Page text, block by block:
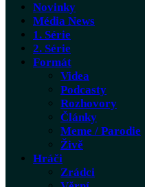
Novinky
Média News
1. Série
2. Série
Formát
Videa
Podcasty
Rozhovory
Články
Meme / Parodie
Živě
Hráči
Zrádci